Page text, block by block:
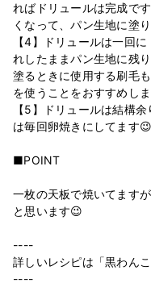
ればドリュールは完成で
くなって、パン生地に塗
【4】ドリュールは一回
れしたままパン生地に残
塗るときに使用する刷毛
を使うことをおすすめしま
【5】ドリュールは結構
は毎回卵焼きにしてます😉
■POINT
一枚の天板で焼いてます
と思います😉
----
詳しいレシピは「黒わん
----